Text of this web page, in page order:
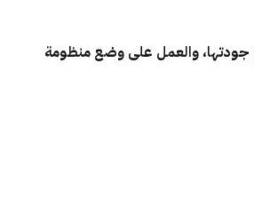
جودتها، والعمل على وضع منظومة